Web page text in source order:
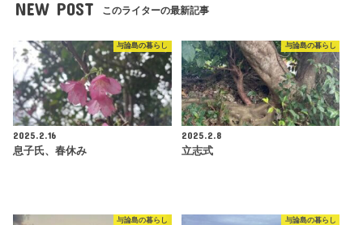
NEW POST このライターの最新記事
与論島の暮らし
2025.2.16
息子氏、春休み
与論島の暮らし
2025.2.8
立志式
与論島の暮らし 与論島の暮らし